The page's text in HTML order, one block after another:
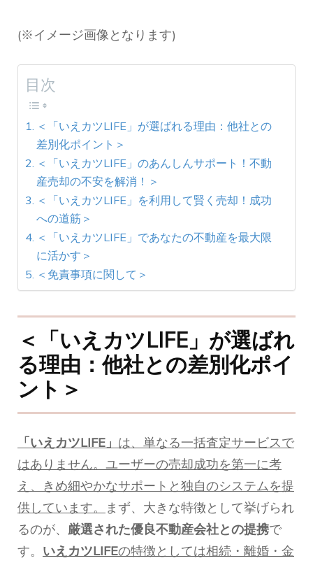
(※イメージ画像となります)
目次
＜「いえカツLIFE」が選ばれる理由：他社との
差別化ポイント＞
＜「いえカツLIFE」のあんしんサポート！不動
産売却の不安を解消！＞
＜「いえカツLIFE」を利用して賢く売却！成功
への道筋＞
＜「いえカツLIFE」であなたの不動産を最大限
に活かす＞
＜免責事項に関して＞
＜「いえカツLIFE」が選ばれ
る理由：他社との差別化ポイ
ント＞
「いえカツLIFE」 は、単なる一括査定サービスで
はありません。ユーザーの売却成功を第一に考
え、きめ細やかなサポートと独自のシステムを提
供しています。
まず、大きな特徴として挙げられ
るのが、 厳選された優良不動産会社との提携で
す。 いえカツLIFEの特徴としては相続・離婚・金